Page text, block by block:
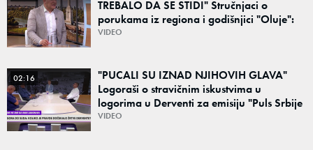
TREBALO DA SE STIDI" Stručnjaci o
porukama iz regiona i godišnjici "Oluje":
"Ponos na stradanje je anticivilizacijska
VIDEO
02:16
"PUCALI SU IZNAD NJIHOVIH GLAVA"
Logoraši o stravičnim iskustvima u
logorima u Derventi za emisiju "Puls Srbije
vikend": "Tada je počela velika tortura..."
VIDEO